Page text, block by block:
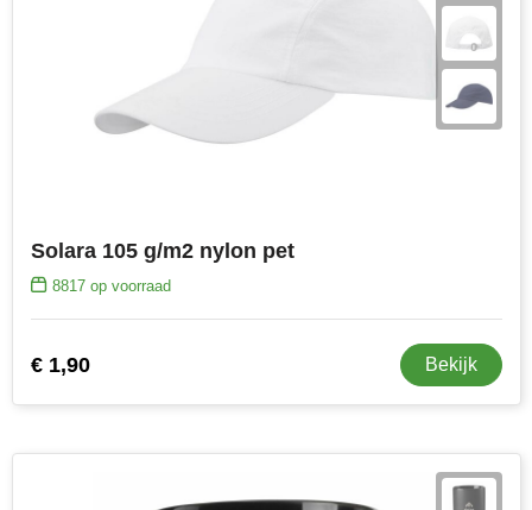
Solara 105 g/m2 nylon pet
8817op voorraad
€ 1,90 Bekijk